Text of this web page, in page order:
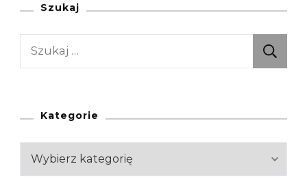
–
Szukaj
Szukaj:
Kategorie
Kategorie